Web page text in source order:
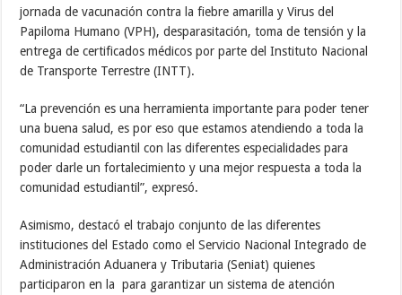
jornada de vacunación contra la fiebre amarilla y Virus del
Papiloma Humano (VPH), desparasitación, toma de tensión y la
entrega de certificados médicos por parte del Instituto Nacional
de Transporte Terrestre (INTT).
“La prevención es una herramienta importante para poder tener
una buena salud, es por eso que estamos atendiendo a toda la
comunidad estudiantil con las diferentes especialidades para
poder darle un fortalecimiento y una mejor respuesta a toda la
comunidad estudiantil”, expresó.
Asimismo, destacó el trabajo conjunto de las diferentes
instituciones del Estado como el Servicio Nacional Integrado de
Administración Aduanera y Tributaria (Seniat) quienes
participaron en la para garantizar un sistema de atención